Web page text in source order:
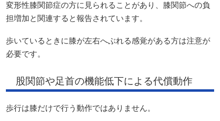
変形性膝関節症の方に見られることがあり、膝関節への負
担増加と関連すると報告されています。
歩いているときに膝が左右へぶれる感覚がある方は注意が
必要です。
股関節や足首の機能低下による代償動作
歩行は膝だけで行う動作ではありません。